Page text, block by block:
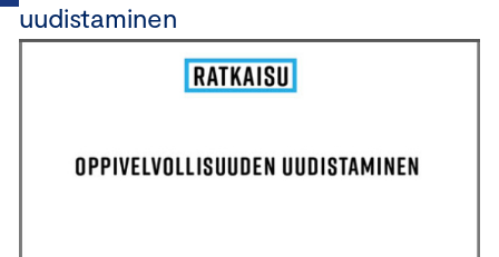
uudistaminen